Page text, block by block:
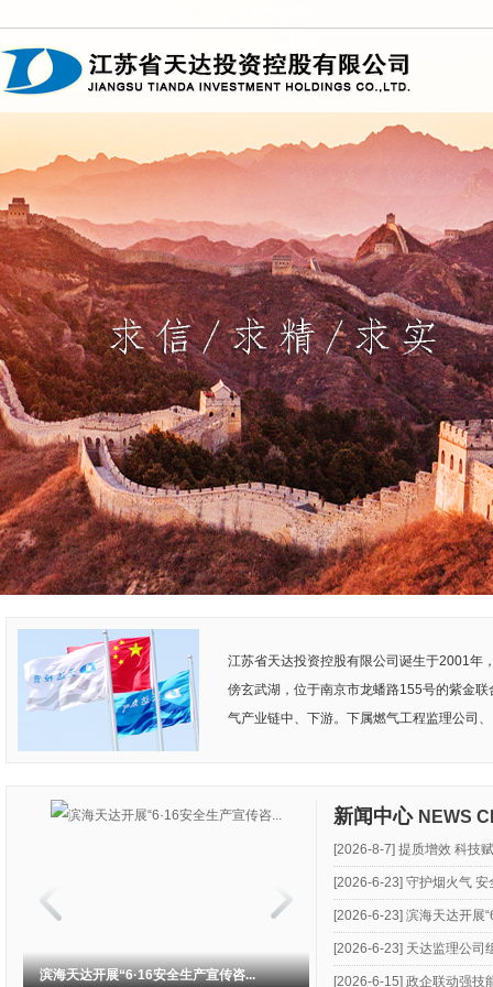
江苏省天达投资控股有限公司诞生于2001年
傍玄武湖，位于南京市龙蟠路155号的紫金
气产业链中、下游。下属燃气工程监理公司
滨海天达开展“6·16安全生产宣传咨... 天达监理公司组织开展安全
新闻中心 NEWS
[2026-8-7] 提质增效 科技
[2026-6-23] 守护烟火气
[2026-6-23] 滨海天达开展
[2026-6-23] 天达监理公司
[2026-6-15] 政企联动强